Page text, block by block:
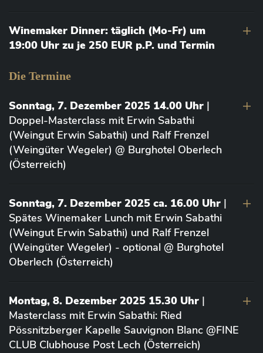
Winemaker Dinner: täglich (Mo-Fr) um
19:00 Uhr zu je 250 EUR p.P. und Termin
Die Termine
Sonntag, 7. Dezember 2025 14.00 Uhr |
Doppel-Masterclass mit Erwin Sabathi
(Weingut Erwin Sabathi) und Ralf Frenzel
(Weingüter Wegeler) @ Burghotel Oberlech
(Österreich)
Sonntag, 7. Dezember 2025 ca. 16.00 Uhr |
Spätes Winemaker Lunch mit Erwin Sabathi
(Weingut Erwin Sabathi) und Ralf Frenzel
(Weingüter Wegeler) - optional @ Burghotel
Oberlech (Österreich)
Montag, 8. Dezember 2025 15.30 Uhr |
Masterclass mit Erwin Sabathi: Ried
Pössnitzberger Kapelle Sauvignon Blanc @FINE
CLUB Clubhouse Post Lech (Österreich)